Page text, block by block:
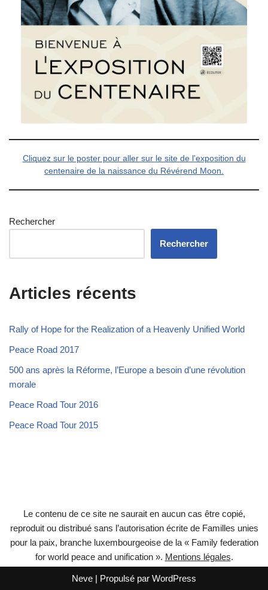
Cliquez sur le poster pour aller sur le site de l'exposition du
centenaire de la naissance du Révérend Moon.
Rechercher
Rechercher
Articles récents
Rally of Hope for the Realization of a Heavenly Unified World
Peace Road 2017
500 ans après la Réforme, l’Europe a besoin d’une révolution
morale
Peace Road Tour 2016
Peace Road Tour 2015
Le contenu de ce site ne saurait en aucun cas être copié,
reproduit ou distribué sans l’autorisation écrite de Familles unies
pour la paix, branche luxembourgeoise de la « Family federation
for world peace and unification ». Mentions légales.
Neve | Propulsé par WordPress